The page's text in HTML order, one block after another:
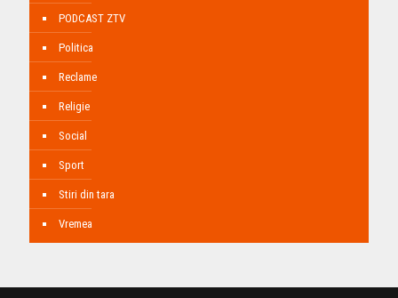
PODCAST ZTV
Politica
Reclame
Religie
Social
Sport
Stiri din tara
Vremea